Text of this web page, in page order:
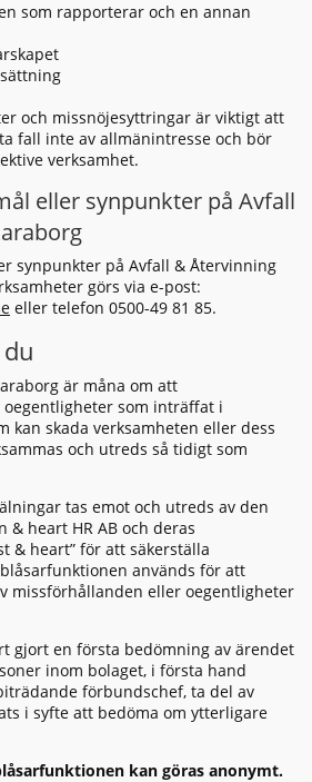
som rapporterar och en annan
och missnöjesyttringar är viktigt att
fall inte av allmänintresse och bör
verksamhet.
eller synpunkter på Avfall
synpunkter på Avfall & Återvinning
görs via e-post:
eller telefon 0500-49 81 85.
är måna om att
som inträffat i
kan skada verksamheten eller dess
och utreds så tidigt som
tas emot och utreds av den
& heart HR AB och deras
& heart” för att säkerställa
används för att
missförhållanden eller oegentligheter
gjort en första bedömning av ärendet
inom bolaget, i första hand
förbundschef, ta del av
i syfte att bedöma om ytterligare
kan göras anonymt.